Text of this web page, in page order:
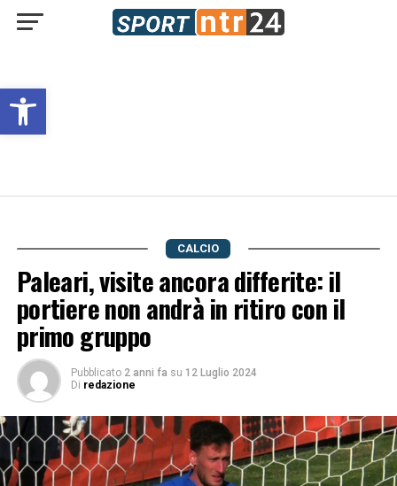
Open toolbar
CALCIO
Paleari, visite ancora differite: il
portiere non andrà in ritiro con il
primo gruppo
Pubblicato 2 anni fa su 12 Luglio 2024
Di redazione